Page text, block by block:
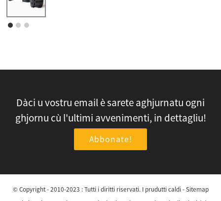
Dàci u vostru email è sarete aghjurnatu ogni
ghjornu cù l'ultimi avvenimenti, in dettagliu!
Abbonate!
© Copyright - 2010-2023 : Tutti i diritti riservati. I prudutti caldi-Sitemap